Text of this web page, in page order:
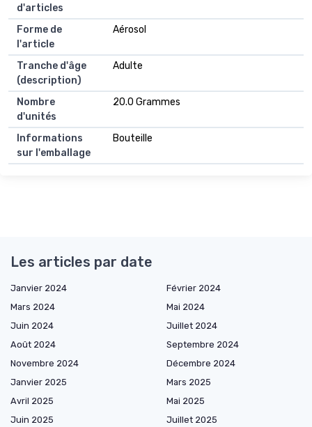
d'articles
Forme de
l'article
Aérosol
Tranche d'âge
(description)
Adulte
Nombre
d'unités
20.0 Grammes
Informations
sur l'emballage
Bouteille
Les articles par date
Janvier 2024
Février 2024
Mars 2024
Mai 2024
Juin 2024
Juillet 2024
Août 2024
Septembre 2024
Novembre 2024
Décembre 2024
Janvier 2025
Mars 2025
Avril 2025
Mai 2025
Juin 2025
Juillet 2025